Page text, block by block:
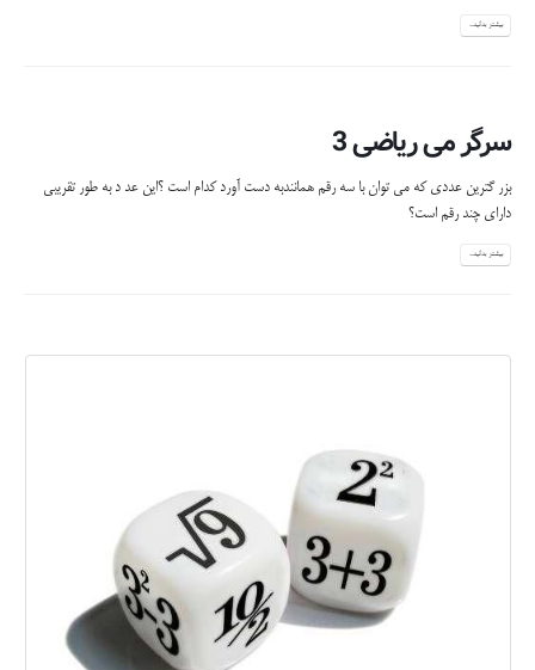
بیشتر بدانید...
سرگر می ریاضی 3
بزر گترین عددی که می توان با سه رقم همانندبه دست آورد کدام است ؟این عد د به طور تقریبی
دارای چند رقم است؟
بیشتر بدانید...